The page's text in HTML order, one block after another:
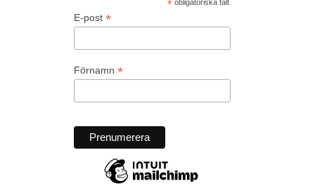
*obligatoriska fält
E-post *
Förnamn *